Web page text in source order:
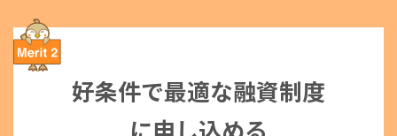
好条件で最適な融資制度
に申し込める